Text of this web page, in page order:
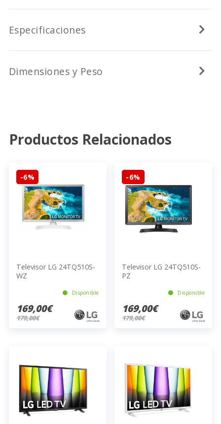
Especificaciones
Dimensiones y Peso
Productos Relacionados
-6%
Televisor LG 24TQ510S-
WZ
Disponible
169,00€
179,00€
-6%
Televisor LG 24TQ510S-
PZ
Disponible
169,00€
179,00€